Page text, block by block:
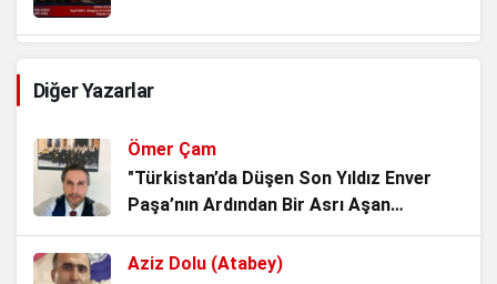
mücadele…Yersen
TBMM’nin Yok Hükmü
1 ay önce
Diğer Yazarlar
Ömer Çam
"Türkistan’da Düşen Son Yıldız Enver
Paşa’nın Ardından Bir Asrı Aşan
Sessizlik"
Aziz Dolu (Atabey)